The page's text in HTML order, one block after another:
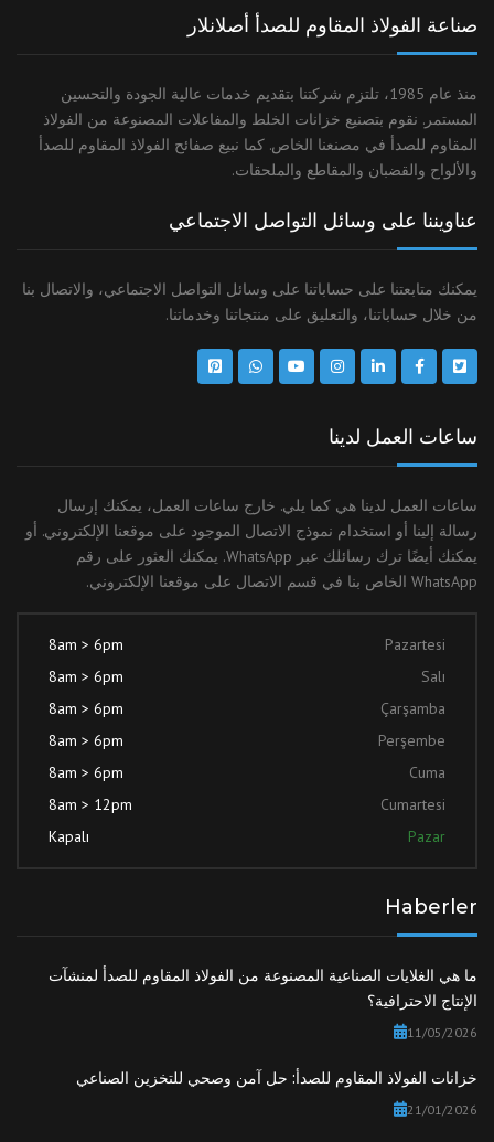
صناعة الفولاذ المقاوم للصدأ أصلانلار
منذ عام 1985، تلتزم شركتنا بتقديم خدمات عالية الجودة والتحسين
المستمر. نقوم بتصنيع خزانات الخلط والمفاعلات المصنوعة من الفولاذ
المقاوم للصدأ في مصنعنا الخاص. كما نبيع صفائح الفولاذ المقاوم للصدأ
والألواح والقضبان والمقاطع والملحقات.
عناويننا على وسائل التواصل الاجتماعي
يمكنك متابعتنا على حساباتنا على وسائل التواصل الاجتماعي، والاتصال بنا
من خلال حساباتنا، والتعليق على منتجاتنا وخدماتنا.
ساعات العمل لدينا
ساعات العمل لدينا هي كما يلي. خارج ساعات العمل، يمكنك إرسال
رسالة إلينا أو استخدام نموذج الاتصال الموجود على موقعنا الإلكتروني. أو
يمكنك أيضًا ترك رسائلك عبر WhatsApp. يمكنك العثور على رقم
WhatsApp الخاص بنا في قسم الاتصال على موقعنا الإلكتروني.
Pazartesi
8am > 6pm
Salı
8am > 6pm
Çarşamba
8am > 6pm
Perşembe
8am > 6pm
Cuma
8am > 6pm
Cumartesi
8am > 12pm
Pazar
Kapalı
Haberler
ما هي الغلايات الصناعية المصنوعة من الفولاذ المقاوم للصدأ لمنشآت
الإنتاج الاحترافية؟
11/05/2026
خزانات الفولاذ المقاوم للصدأ: حل آمن وصحي للتخزين الصناعي
21/01/2026